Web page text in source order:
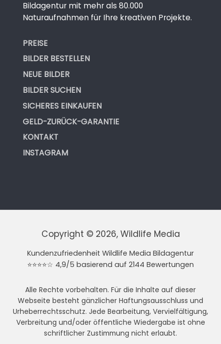
Bildagentur mit mehr als 80.000
Naturaufnahmen für Ihre kreativen Projekte.
PREISE
BILDER BESTELLEN
NEUE BILDER
BILDER SUCHEN
SICHERES EINKAUFEN
GELD-ZURÜCK-GARANTIE
KONTAKT
INSTAGRAM
Copyright © 2026, Wildlife Media
Kundenzufriedenheit Wildlife Media Bildagentur
⭐⭐⭐⭐☆ 4,9/5 basierend auf 2144 Bewertungen
Alle Rechte vorbehalten. Für die Inhalte auf dieser
Webseite besteht gänzlicher Haftungsausschluss und
Urheberrechtsschutz. Jede Bearbeitung, Vervielfältigung,
Verbreitung und/oder öffentliche Wiedergabe ist ohne
schriftlicher Zustimmung nicht erlaubt.